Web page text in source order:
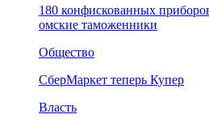
180 конфискованных
омские таможенники
Общество
СберМаркет теперь Купер
Власть